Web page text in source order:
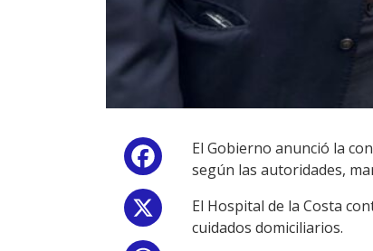
Facebook
El Gobierno anunció la
según las autoridades,
El Hospital de la Costa
cuidados domiciliarios.